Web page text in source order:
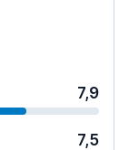
7,9
7,5